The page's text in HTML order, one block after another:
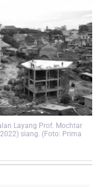
Layang Prof. Mochtar
siang. (Foto: Prima